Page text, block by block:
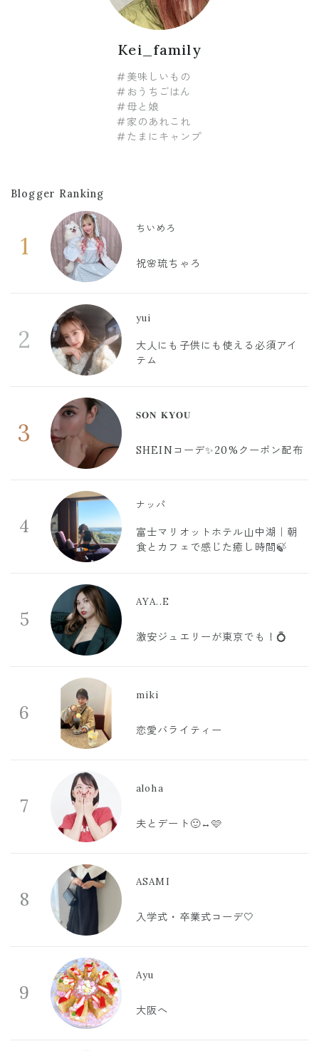
Kei_family
#美味しいもの
#おうちごはん
#母と娘
#家のあれこれ
#たまにキャンプ
Blogger Ranking
1
ちいめろ
祝🌸琉ちゃろ
2
yui
大人にも子供にも使える必須アイ
テム
3
𝐒𝐎𝐍 𝐊𝐘𝐎𝐔
SHEINコーデ✨20%クーポン配布
4
ナッパ
富士マリオットホテル山中湖｜朝
食とカフェで感じた癒し時間🍃
5
AYA..E
激安ジュエリーが東京でも！💍
6
miki
恋愛バライティー
7
aloha
夫とデート🙂‍↔️🩷
8
ASAMI
入学式・卒業式コーデ🤍
9
Ayu
大阪へ